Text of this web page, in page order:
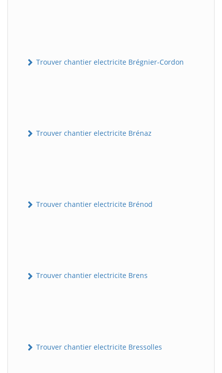
Trouver chantier electricite Brégnier-Cordon
Trouver chantier electricite Brénaz
Trouver chantier electricite Brénod
Trouver chantier electricite Brens
Trouver chantier electricite Bressolles